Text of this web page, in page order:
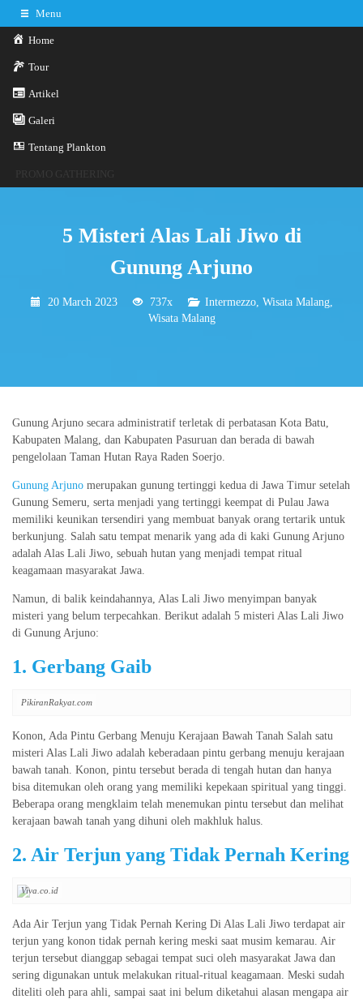
Menu
Home
Tour
Artikel
Galeri
Tentang Plankton
5 Misteri Alas Lali Jiwo di
Gunung Arjuno
20 March 2023 737x Intermezzo, Wisata Malang,
Wisata Malang
Gunung Arjuno secara administratif terletak di perbatasan Kota Batu,
Kabupaten Malang, dan Kabupaten Pasuruan dan berada di bawah
pengelolaan Taman Hutan Raya Raden Soerjo.
Gunung Arjuno merupakan gunung tertinggi kedua di Jawa Timur setelah
Gunung Semeru, serta menjadi yang tertinggi keempat di Pulau Jawa
memiliki keunikan tersendiri yang membuat banyak orang tertarik untuk
berkunjung. Salah satu tempat menarik yang ada di kaki Gunung Arjuno
adalah Alas Lali Jiwo, sebuah hutan yang menjadi tempat ritual
keagamaan masyarakat Jawa.
Namun, di balik keindahannya, Alas Lali Jiwo menyimpan banyak
misteri yang belum terpecahkan. Berikut adalah 5 misteri Alas Lali Jiwo
di Gunung Arjuno:
1. Gerbang Gaib
PikiranRakyat.com
Konon, Ada Pintu Gerbang Menuju Kerajaan Bawah Tanah Salah satu
misteri Alas Lali Jiwo adalah keberadaan pintu gerbang menuju kerajaan
bawah tanah. Konon, pintu tersebut berada di tengah hutan dan hanya
bisa ditemukan oleh orang yang memiliki kepekaan spiritual yang tinggi.
Beberapa orang mengklaim telah menemukan pintu tersebut dan melihat
kerajaan bawah tanah yang dihuni oleh makhluk halus.
2. Air Terjun yang Tidak Pernah Kering
Viva.co.id
Ada Air Terjun yang Tidak Pernah Kering Di Alas Lali Jiwo terdapat air
terjun yang konon tidak pernah kering meski saat musim kemarau. Air
terjun tersebut dianggap sebagai tempat suci oleh masyarakat Jawa dan
sering digunakan untuk melakukan ritual-ritual keagamaan. Meski sudah
diteliti oleh para ahli, sampai saat ini belum diketahui alasan mengapa air